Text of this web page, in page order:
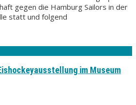
gegen die Hamburg Sailors in der
statt und folgend
im Museum